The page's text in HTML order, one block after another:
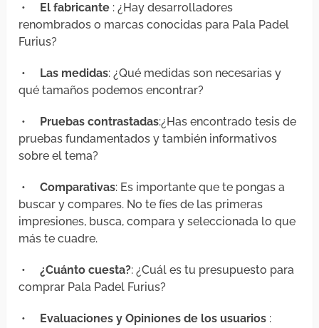
• El fabricante : ¿Hay desarrolladores
renombrados o marcas conocidas para Pala Padel
Furius?
• Las medidas: ¿Qué medidas son necesarias y
qué tamaños podemos encontrar?
• Pruebas contrastadas:¿Has encontrado tesis de
pruebas fundamentados y también informativos
sobre el tema?
•Comparativas: Es importante que te pongas a
buscar y compares. No te fíes de las primeras
impresiones, busca, compara y seleccionada lo que
más te cuadre.
•¿Cuánto cuesta?: ¿Cuál es tu presupuesto para
comprar Pala Padel Furius?
• Evaluaciones y Opiniones de los usuarios :